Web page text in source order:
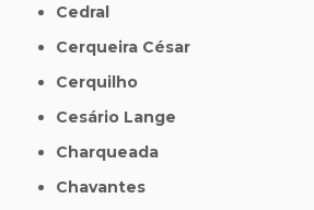
Cedral
Cerqueira César
Cerquilho
Cesário Lange
Charqueada
Chavantes